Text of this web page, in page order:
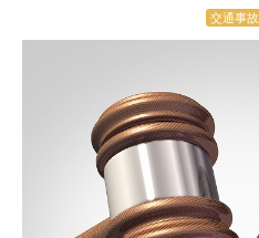
交通事故
休業損害について知る
加害者側について知る
被害に関する用語を知る
解決までの流れ ▼